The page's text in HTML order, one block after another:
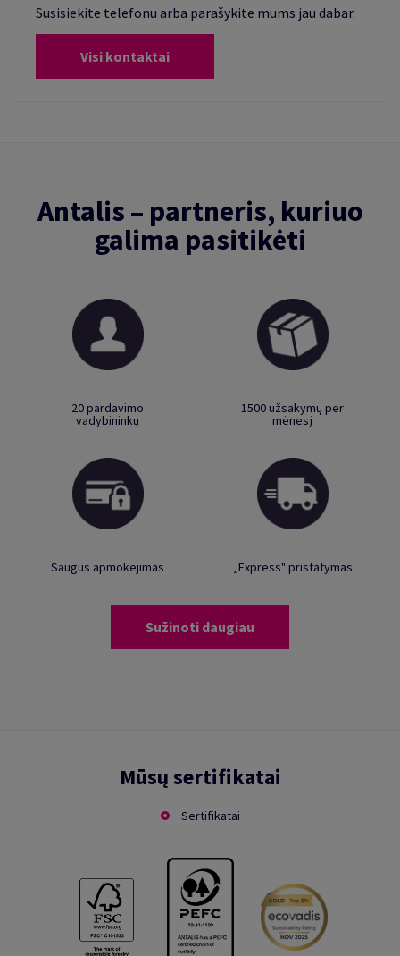
Susisiekite telefonu arba parašykite mums jau dabar.
Visi kontaktai
Antalis – partneris, kuriuo
galima pasitikėti
20 pardavimo
vadybininkų
1500 užsakymų per
mėnesį
Saugus apmokėjimas „Express" pristatymas
Sužinoti daugiau
Mūsų sertifikatai
Sertifikatai